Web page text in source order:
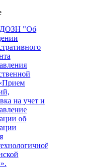
ДОЗН "Об
на учет и
об